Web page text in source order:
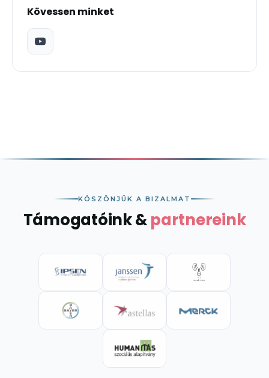
Kövessen minket
KÖSZÖNJÜK A BIZALMAT
Támogatóink &partnereink